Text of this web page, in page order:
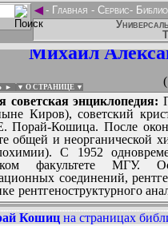
◄- Главная - Сервис-
Михаил
► ▼ О СТРАНИЦЕ ▼
советская энциклопедия:
Киров), советский
Кошица. После
общей и
С 1952
факультете МГУ.
соединений,
рентгеноструктурного
в
Кошиц на страницах